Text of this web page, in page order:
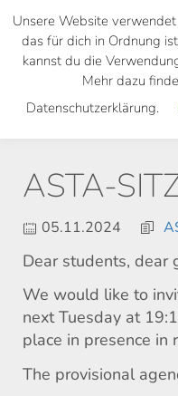
Skip
main
ASTA-
05.11.2024
Dear students, dear
We would like to
next Tuesday at
place in presence in
The provisional
Unsere Website
das für dich in Ordnung
kannst du die
Mehr dazu
Datenschutzerklärung.